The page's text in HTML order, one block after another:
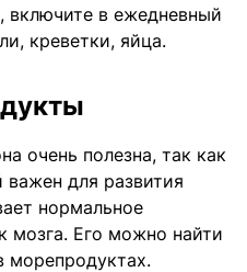
включите в ежедневный
креветки, яйца.
очень полезна, так как
для развития
нормальное
мозга. Его можно найти
морепродуктах.